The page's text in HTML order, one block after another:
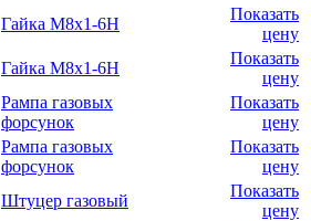
Гайка М8х1-6H
Показать
цену
Гайка М8х1-6H
Показать
цену
Рампа газовых
форсунок
Показать
цену
Рампа газовых
форсунок
Показать
цену
Штуцер газовый
Показать
цену